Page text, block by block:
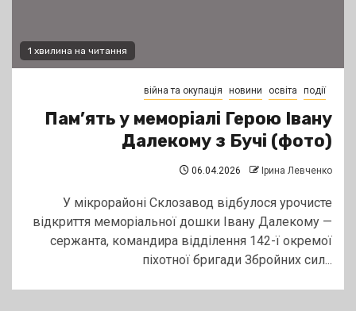
1 хвилина на читання
війна та окупація новини освіта події
Пам’ять у меморіалі Герою Івану
Далекому з Бучі (фото)
06.04.2026 Ірина Левченко
У мікрорайоні Склозавод відбулося урочисте
відкриття меморіальної дошки Івану Далекому —
сержанта, командира відділення 142-ї окремої
піхотної бригади Збройних сил...